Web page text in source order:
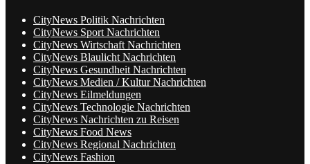
CityNews Politik Nachrichten
CityNews Sport Nachrichten
CityNews Wirtschaft Nachrichten
CityNews Blaulicht Nachrichten
CityNews Gesundheit Nachrichten
CityNews Medien / Kultur Nachrichten
CityNews Eilmeldungen
CityNews Technologie Nachrichten
CityNews Nachrichten zu Reisen
CityNews Food News
CityNews Regional Nachrichten
CityNews Fashion